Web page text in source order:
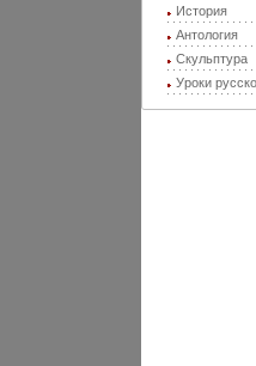
История
Антология
Скульптура
Уроки